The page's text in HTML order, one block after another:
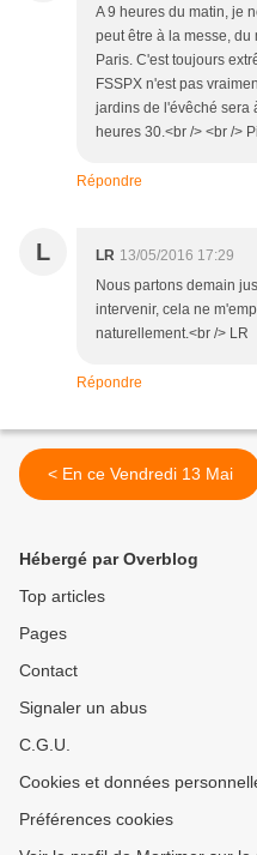
A 9 heures du matin, je
peut être à la messe,
Paris. C'est toujours
FSSPX n'est pas
jardins de l'évêché sera
heures 30.<br /> <br />
Répondre
L LR 13/05/2016 17:29
Nous partons demain
intervenir, cela ne
naturellement.<br /> LR
Répondre
< En ce Vendredi 13 Mai
Hébergé par Overblog
Top articles
Pages
Contact
Signaler un abus
C.G.U.
Cookies et données
Préférences cookies